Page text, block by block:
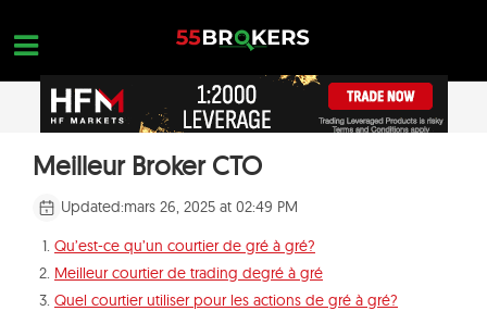
content
MEILLEUR BROKER FOREX
ARNAQUE TRADING
FORMATION SUR LE FOREX
DEMANDES DE COMMERCE
OPEN A FREE ACCOUNT
Meilleur Broker CTO
Updated:mars 26, 2025 at 02:49 PM
Qu’est-ce qu’un courtier de gré à gré?
Meilleur courtier de trading degré à gré
Quel courtier utiliser pour les actions de gré à gré?